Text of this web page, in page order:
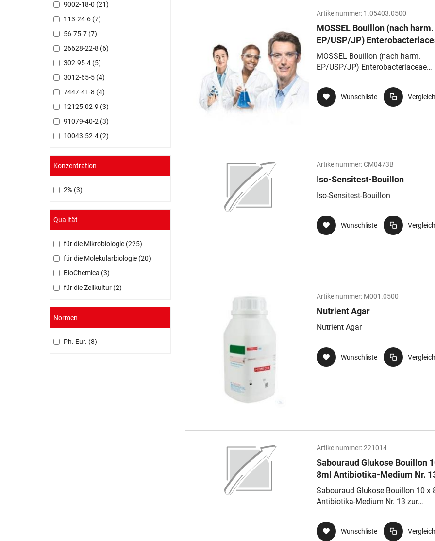
9002-18-0 21
113-24-6 7
56-75-7 7
26628-22-8
6
302-95-4 5
3012-65-5 4
7447-41-8 4
12125-02-9 3
91079-40-2 3
10043-52-4 2
Konzentration
2% 3
Qualität
für die Mikrobiologie 225
für die Molekularbiologie 20
BioChemica 3
für die Zellkultur 2
Normen
Ph. Eur. 8
Artikelnummer: 1.05403.0500
MOSSEL Bouillon (nach harm.
EP/USP/JP)
Anreicherungsbouillon nach
MOSSEL, für die
MOSSEL Bouillon (nach harm.
EP/USP/JP) Enterobacteriaceae
für die Mikrobiologie
Wunschliste
Artikelnummer:CM0473B
Iso-Sensitest-Bouillon
Iso-Sensitest-Bouillon
Wunschliste
Artikelnummer: M001.0500
Nutrient Agar
Nutrient Agar
Wunschliste
Artikelnummer:221014
Sabouraud Glukose Bouillon
8ml Antibiotika-Medium Nr.
Sterilitätstestung nach USP,
K
Sabouraud Glukose Bouillon 10 x
Antibiotika-Medium Nr. 13 zur
Wunschliste